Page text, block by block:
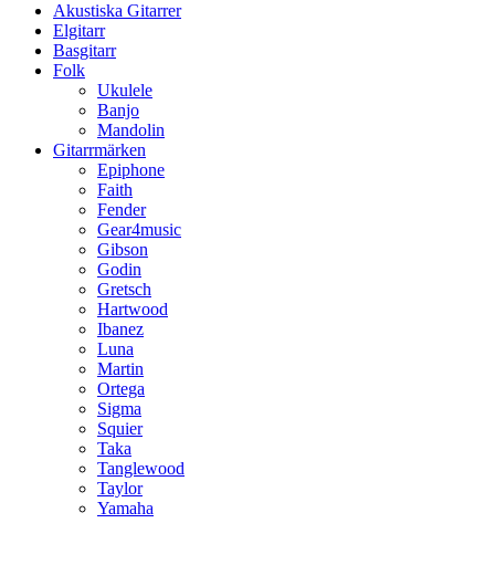
Akustiska Gitarrer
Elgitarr
Basgitarr
Folk
Ukulele
Banjo
Mandolin
Gitarrmärken
Epiphone
Faith
Fender
Gear4music
Gibson
Godin
Gretsch
Hartwood
Ibanez
Luna
Martin
Ortega
Sigma
Squier
Taka
Tanglewood
Taylor
Yamaha